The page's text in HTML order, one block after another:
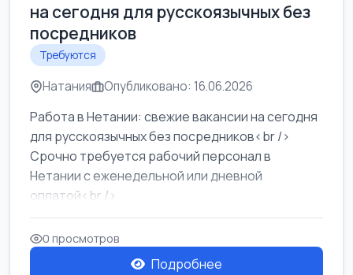
на сегодня для русскоязычных без
посредников
Требуются
Натания Опубликовано: 16.06.2026
Работа в Нетании: свежие вакансии на сегодня
для русскоязычных без посредников<br />
Срочно требуется рабочий персонал в
Нетании с еженедельной или дневной
оплатой<br />
Свежие вакансии в Нетании дл...
0 просмотров
Подробнее